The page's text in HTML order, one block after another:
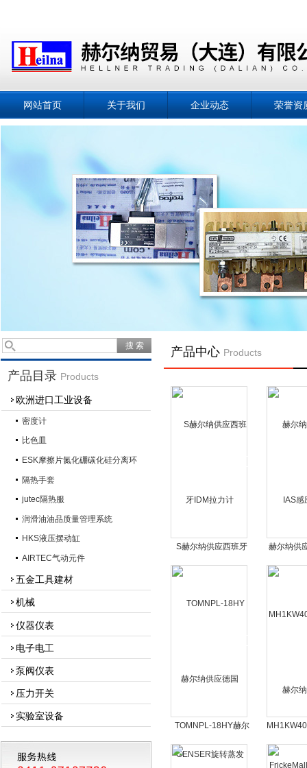
网站首页 关于我们 企业动态 荣誉资
产品目录 Products
欧洲进口工业设备
密度计
比色皿
ESK摩擦片氮化硼碳化硅分离环
隔热手套
jutec隔热服
润滑油油品质量管理系统
HKS液压摆动缸
AIRTEC气动元件
五金工具建材
机械
仪器仪表
电子电工
泵阀仪表
压力开关
实验室设备
产品中心 Products
S赫尔纳供应西班牙
IDM拉力计
赫尔纳供
应
TOMNPL-18HY赫尔
纳供应德国GENSER
旋转蒸发器
赫尔纳